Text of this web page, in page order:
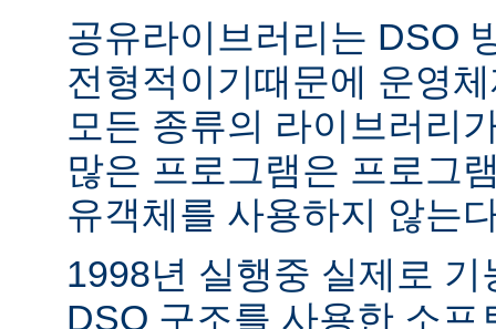
공유라이브러리는 DSO
전형적이기때문에 운영
모든 종류의 라이브러리
많은 프로그램은 프로그
유객체를 사용하지 않는
1998년 실행중 실제로
DSO 구조를 사용한 소